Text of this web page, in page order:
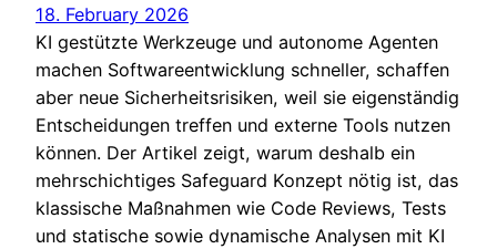
18. February 2026
KI gestützte Werkzeuge und autonome Agenten
machen Softwareentwicklung schneller, schaffen
aber neue Sicherheitsrisiken, weil sie eigenständig
Entscheidungen treffen und externe Tools nutzen
können. Der Artikel zeigt, warum deshalb ein
mehrschichtiges Safeguard Konzept nötig ist, das
klassische Maßnahmen wie Code Reviews, Tests
und statische sowie dynamische Analysen mit KI